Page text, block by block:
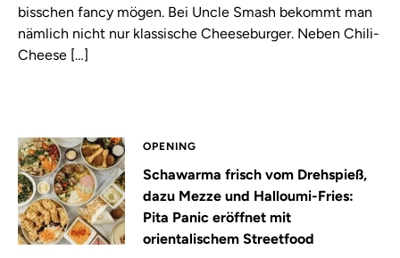
bisschen fancy mögen. Bei Uncle Smash bekommt man
nämlich nicht nur klassische Cheeseburger. Neben Chili-
Cheese […]
OPENING
Schawarma frisch vom Drehspieß,
dazu Mezze und Halloumi-Fries:
Pita Panic eröffnet mit
orientalischem Streetfood